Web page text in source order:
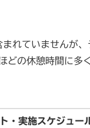
れていませんが、
どの休憩時間に多
・実施スケジュー